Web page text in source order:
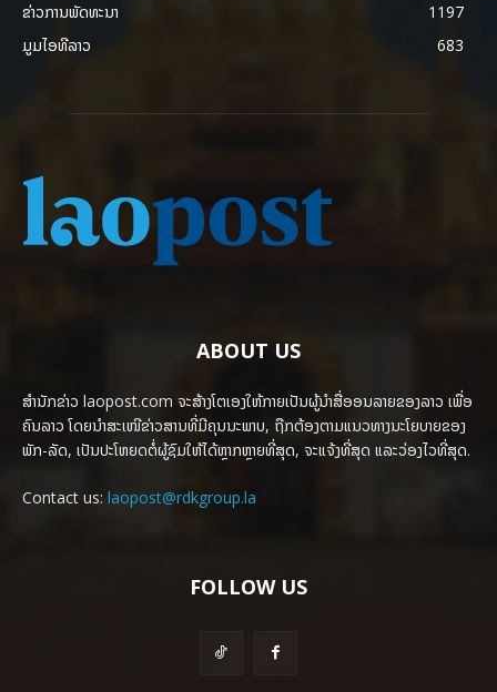
ຂ່າວການພັດທະນາ
1197
ມູມໄອທີລາວ
683
ABOUT US
ສຳນັກຂ່າວ laopost.com ຈະສ້າງໂຕເອງໃຫ້ກາຍເປັນຜູ້ນຳສື່ອອນລາຍຂອງລາວ ເພື່ອ
ຄົນລາວ ໂດຍນຳສະເໜີຂ່າວສານທີ່ມີຄຸນນະພາບ, ຖືກຕ້ອງຕາມແນວທາງນະໂຍບາຍຂອງ
ພັກ-ລັດ, ເປັນປະໂຫຍດຕໍ່ຜູ້ຊົມໃຫ້ໄດ້ຫຼາກຫຼາຍທີ່ສຸດ, ຈະແຈ້ງທີ່ສຸດ ແລະວ່ອງໄວທີ່ສຸດ.
Contact us: laopost@rdkgroup.la
FOLLOW US